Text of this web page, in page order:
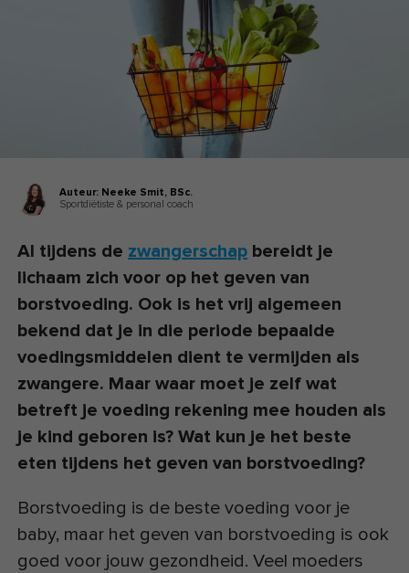
Auteur: Neeke Smit, BSc.
Sportdiëtiste & personal coach
Al tijdens de zwangerschap bereidt je
lichaam zich voor op het geven van
borstvoeding. Ook is het vrij algemeen
bekend dat je in die periode bepaalde
voedingsmiddelen dient te vermijden als
zwangere. Maar waar moet je zelf wat
betreft je voeding rekening mee houden als
je kind geboren is? Wat kun je het beste
eten tijdens het geven van borstvoeding?
Borstvoeding is de beste voeding voor je
baby, maar het geven van borstvoeding is ook
goed voor jouw gezondheid. Veel moeders